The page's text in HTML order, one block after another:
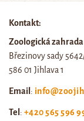
Kontakt:
Zoologická
Březinovy sady
586 01 Jihlava 1
Email :
Tel : +420 565 596